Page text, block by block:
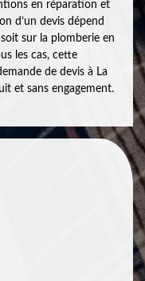
en réparation et
d’un devis dépend
sur la plomberie en
les cas, cette
de devis à La
et sans engagement.